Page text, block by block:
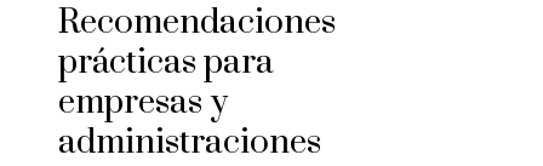
Recomendaciones
prácticas para
empresas y
administraciones